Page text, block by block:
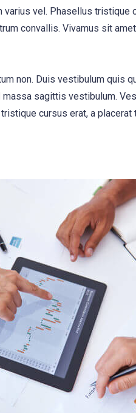
vel. Phasellus tristique
convallis. Vivamus sit
non. Duis vestibulum quis
sagittis vestibulum.
cursus erat, a